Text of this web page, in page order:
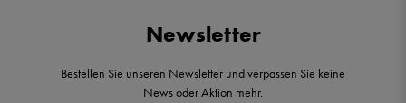
Newsletter
Bestellen Sie unseren Newsletter und verpassen Sie keine
News oder Aktion mehr.